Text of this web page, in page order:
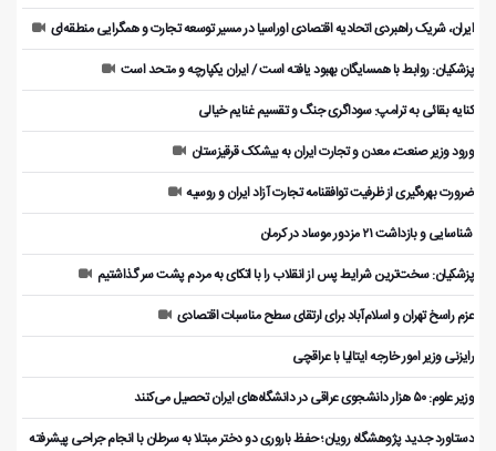
ایران، شریک راهبردی اتحادیه اقتصادی اوراسیا در مسیر توسعه تجارت و همگرایی منطقه‌ای
پزشکیان: روابط با همسایگان بهبود یافته است / ایران یکپارچه و متحد است
کنایه بقائی به ترامپ: سوداگری جنگ و تقسیم غنایم خیالی
ورود وزیر صنعت، معدن و تجارت ایران به بیشکک قرقیزستان
ضرورت بهره‌گیری از ظرفیت توافقنامه تجارت آزاد ایران و روسیه
️ شناسایی و بازداشت ۲۱ مزدور موساد در کرمان
پزشکیان: سخت‌ترین شرایط پس از انقلاب را با اتکای به مردم پشت سر گذاشتیم
عزم راسخ تهران و اسلام‌آباد برای ارتقای سطح مناسبات اقتصادی
رایزنی وزیر امور خارجه ایتالیا با عراقچی
وزیر علوم: ۵۰ هزار دانشجوی عراقی در دانشگاه‌های ایران تحصیل می‌کنند
دستاورد جدید پژوهشگاه رویان؛ حفظ باروری دو دختر مبتلا به سرطان با انجام جراحی پیشرفته